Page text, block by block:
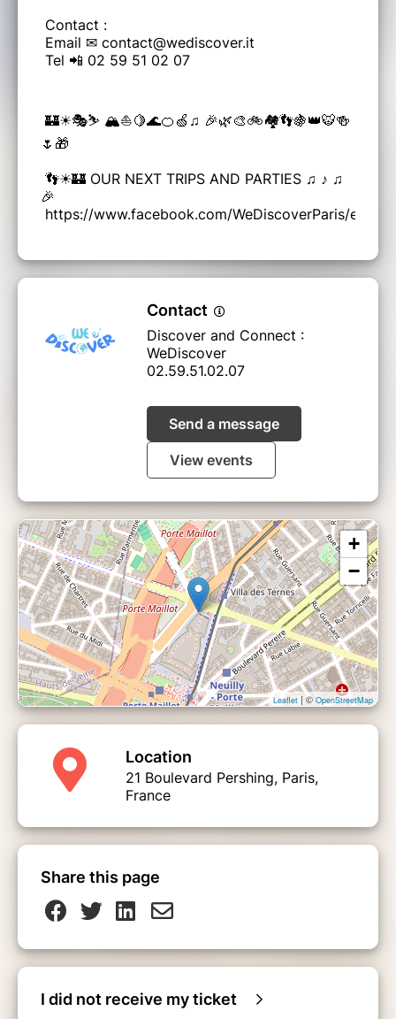
Contact :
Email ✉ contact@wediscover.it
Tel 📲 02 59 51 02 07
🏰☀🎭⛷ 🏔⛵🍋🌊🍊🍏♫ 🎉🌿🎨🚲🏘👣🍇👑🐯🍻
🌷🎁
👣☀🏰 OUR NEXT TRIPS AND PARTIES ♫ ♪ ♫
🎉
https://www.facebook.com/WeDiscoverParis/
Contact
Discover and Connect :
WeDiscover
02.59.51.02.07
Send a message
View events
+
−
Leaflet | © OpenStreetMap
Location
21 Boulevard Pershing, Paris,
France
Share this page
I did not receive my ticket